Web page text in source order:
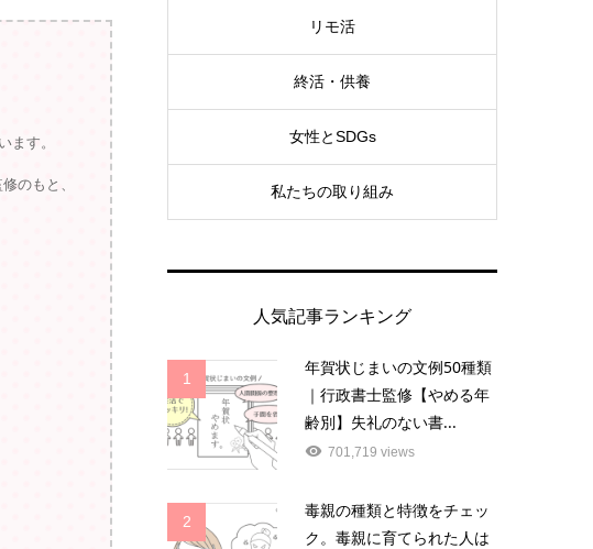
ます。
のもと、
リモ活
終活・供養
女性とSDGs
私たちの取り組み
人気記事ランキング
1
年賀状じまいの文例50種類
｜行政書士監修【やめる年
齢別】失礼のない書...
701,719 views
2
毒親の種類と特徴をチェッ
ク。毒親に育てられた人は